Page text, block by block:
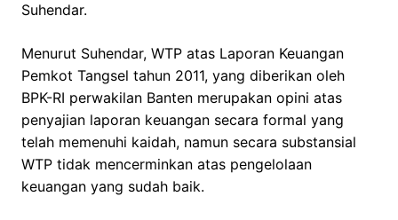
Suhendar.
Menurut Suhendar, WTP atas Laporan Keuangan
Pemkot Tangsel tahun 2011, yang diberikan oleh
BPK-RI perwakilan Banten merupakan opini atas
penyajian laporan keuangan secara formal yang
telah memenuhi kaidah, namun secara substansial
WTP tidak mencerminkan atas pengelolaan
keuangan yang sudah baik.